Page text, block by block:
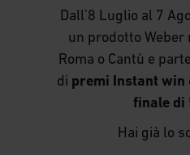
Dall’8 Luglio al 7
un prodotto
Roma o Cantù e
di premi Instant win
finale di
Hai già lo